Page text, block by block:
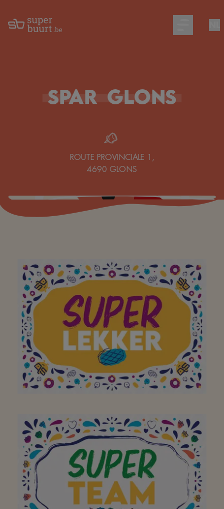
Open main
SPAR Glons
ROUTE PROVINCIALE 1 ,
4690 GLONS
A mon supermarché de
quartier préféré pour
proposer chaque jour
une large gamme de
spécialités (locales) !
Merci!